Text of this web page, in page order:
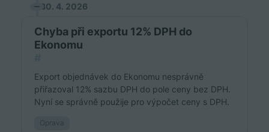
30. 4. 2026
Chyba při exportu 12% DPH do
Ekonomu
Export objednávek do Ekonomu nesprávně
přiřazoval 12% sazbu DPH do pole ceny bez DPH.
Nyní se správně použije pro výpočet ceny s DPH.
Oprava